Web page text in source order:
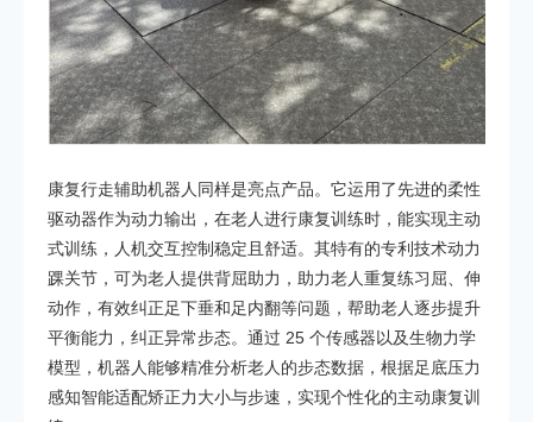
康复行走辅助机器人同样是亮点产品。它运用了先进的柔性
驱动器作为动力输出，在老人进行康复训练时，能实现主动
式训练，人机交互控制稳定且舒适。其特有的专利技术动力
踝关节，可为老人提供背屈助力，助力老人重复练习屈、伸
动作，有效纠正足下垂和足内翻等问题，帮助老人逐步提升
平衡能力，纠正异常步态。通过 25 个传感器以及生物力学
模型，机器人能够精准分析老人的步态数据，根据足底压力
感知智能适配矫正力大小与步速，实现个性化的主动康复训